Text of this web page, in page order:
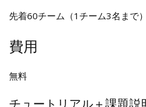
先着60チーム（1チーム3名まで）
費用
無料
チュートリアル＋課題